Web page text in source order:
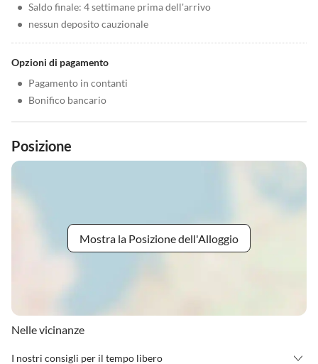
• Saldo finale: 4 settimane prima dell'arrivo
• nessun deposito cauzionale
Opzioni di pagamento
• Pagamento in contanti
• Bonifico bancario
Posizione
Mostra la Posizione dell'Alloggio
Nelle vicinanze
I nostri consigli per il tempo libero